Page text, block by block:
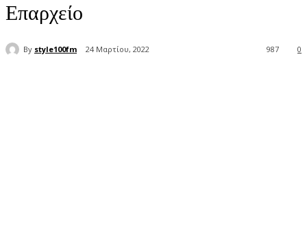
Επαρχείο
By style100fm 24 Μαρτίου, 2022 0
987